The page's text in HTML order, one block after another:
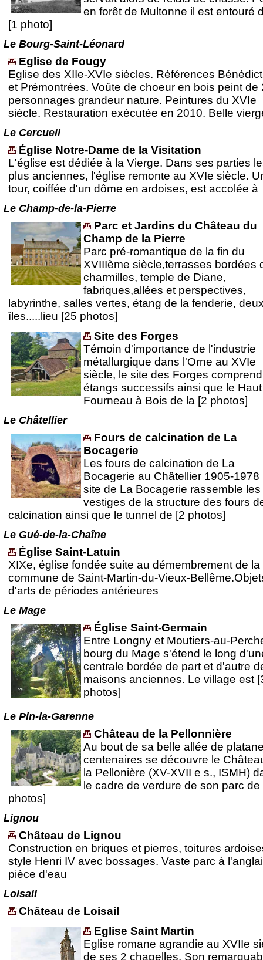
en forêt de Multonne il est entouré
[1 photo]
Le Bourg-Saint-Léonard
Eglise de Fougy
Eglise des XIIe-XVIe siècles. Références
et Prémontrées. Voûte de choeur en bois peint de
personnages grandeur nature. Peintures du XVIe
siècle. Restauration exécutée en 2010. Belle
Le Cercueil
Église Notre-Dame de la Visitation
L'église est dédiée à la Vierge. Dans ses parties
plus anciennes, l'église remonte au XVIe siècle.
tour, coiffée d'un dôme en ardoises, est accolée à
Le Champ-de-la-Pierre
Parc et Jardins du Château du
Champ de la Pierre
Parc pré-romantique de la fin du
XVIIIème siècle,terrasses bordées
charmilles, temple de Diane,
fabriques,allées et perspectives,
labyrinthe, salles vertes, étang de la fenderie,
îles.....lieu [25 photos]
Site des Forges
Témoin d'importance de l'industrie
métallurgique dans l'Orne au XVIe
siècle, le site des Forges
étangs successifs ainsi que le Haut
Fourneau à Bois de la [2 photos]
Le Châtellier
Fours de calcination de La
Bocagerie
Les fours de calcination de La
Bocagerie au Châtellier 1905-1978
site de La Bocagerie rassemble les
vestiges de la structure des fours
calcination ainsi que le tunnel de [2 photos]
Le Gué-de-la-Chaîne
Église Saint-Latuin
XIXe, église fondée suite au démembrement de la
commune de Saint-Martin-du-Vieux-
d'arts de périodes antérieures
Le Mage
Église Saint-Germain
Entre Longny et Moutiers-au-
bourg du Mage s'étend le long
centrale bordée de part et d'autre
maisons anciennes. Le village est
photos]
Le Pin-la-Garenne
Château de la Pellonnière
Au bout de sa belle allée de
centenaires se découvre le
la Pellonière (XV-XVII e s., ISMH)
le cadre de verdure de son parc de
photos]
Lignou
Château de Lignou
Construction en briques et pierres, toitures
style Henri IV avec bossages. Vaste parc à
pièce d'eau
Loisail
Château de Loisail
Eglise Saint Martin
Eglise romane agrandie au XVIIe
de ses 2 chapelles. Son